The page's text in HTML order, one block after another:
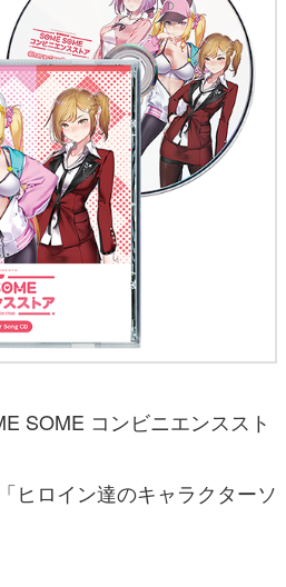
SOME コンビニエンススト
ヒロイン達のキャラクターソ